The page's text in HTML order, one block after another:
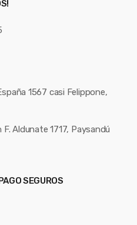
1567 casi Felippone,
F. Aldunate 1717, Paysandú
SEGUROS